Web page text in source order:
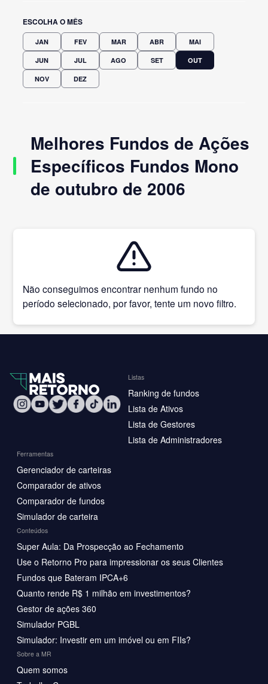
ESCOLHA O MÊS
JAN FEV MAR ABR MAI
JUN JUL AGO SET OUT
NOV DEZ
Melhores Fundos de Ações
Específicos Fundos Mono
de outubro de 2006
Não conseguimos encontrar nenhum fundo no
período selecionado, por favor, tente um novo filtro.
Listas
Ranking de fundos
Lista de Ativos
Lista de Gestores
Lista de Administradores
Ferramentas
Gerenciador de carteiras
Comparador de ativos
Comparador de fundos
Simulador de carteira
Conteúdos
Super Aula: Da Prospecção ao Fechamento
Use o Retorno Pro para impressionar os seus Clientes
Fundos que Bateram IPCA+6
Quanto rende R$ 1 milhão em investimentos?
Gestor de ações 360
Simulador PGBL
Simulador: Investir em um imóvel ou em FIIs?
Sobre a MR
Quem somos